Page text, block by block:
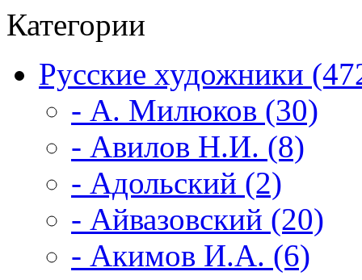
Категории
Русские художники
- А. Милюков (30)
- Авилов Н.И. (8)
- Адольский (2)
- Айвазовский (20)
- Акимов И.А. (6)